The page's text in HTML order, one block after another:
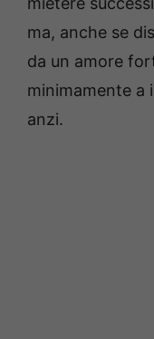
ma, anche se
da un amore
minimamente a
anzi.